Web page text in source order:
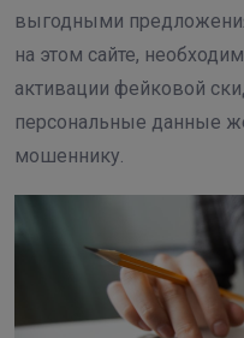
выгодными
на этом сайте,
активации фейковой
персональные данные
мошеннику.